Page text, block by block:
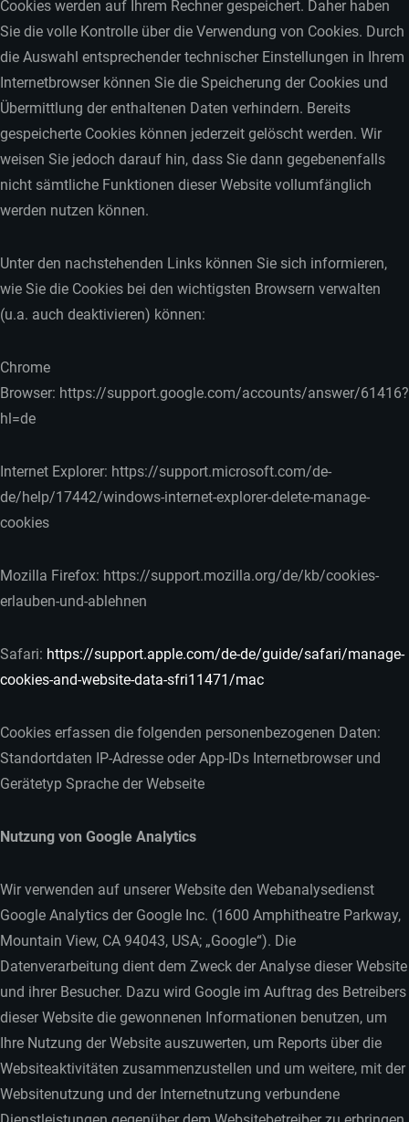
Cookies werden auf Ihrem Rechner gespeichert. Daher haben
Sie die volle Kontrolle über die Verwendung von Cookies. Durch
die Auswahl entsprechender technischer Einstellungen in Ihrem
Internetbrowser können Sie die Speicherung der Cookies und
Übermittlung der enthaltenen Daten verhindern. Bereits
gespeicherte Cookies können jederzeit gelöscht werden. Wir
weisen Sie jedoch darauf hin, dass Sie dann gegebenenfalls
nicht sämtliche Funktionen dieser Website vollumfänglich
werden nutzen können.
Unter den nachstehenden Links können Sie sich informieren,
wie Sie die Cookies bei den wichtigsten Browsern verwalten
(u.a. auch deaktivieren) können:
Chrome
Browser: https://support.google.com/accounts/answer/61416?
hl=de
Internet Explorer: https://support.microsoft.com/de-
de/help/17442/windows-internet-explorer-delete-manage-
cookies
Mozilla Firefox: https://support.mozilla.org/de/kb/cookies-
erlauben-und-ablehnen
Safari: https://support.apple.com/de-de/guide/safari/manage-
cookies-and-website-data-sfri11471/mac
Cookies erfassen die folgenden personenbezogenen Daten:
Standortdaten IP-Adresse oder App-IDs Internetbrowser und
Gerätetyp Sprache der Webseite
Nutzung von Google Analytics
Wir verwenden auf unserer Website den Webanalysedienst
Google Analytics der Google Inc. (1600 Amphitheatre Parkway,
Mountain View, CA 94043, USA; „Google“). Die
Datenverarbeitung dient dem Zweck der Analyse dieser Website
und ihrer Besucher. Dazu wird Google im Auftrag des Betreibers
dieser Website die gewonnenen Informationen benutzen, um
Ihre Nutzung der Website auszuwerten, um Reports über die
Websiteaktivitäten zusammenzustellen und um weitere, mit der
Websitenutzung und der Internetnutzung verbundene